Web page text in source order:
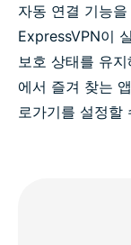
자동 연결 기능
ExpressVPN이
보호 상태를 유
에서 즐겨 찾는
로가기를 설정할